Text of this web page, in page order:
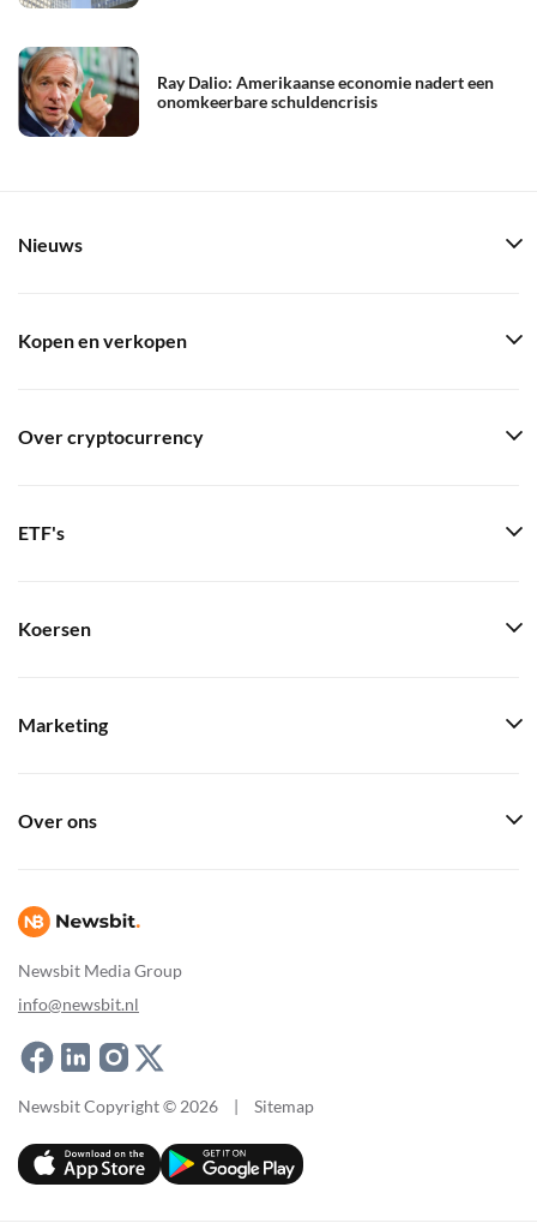
Ray Dalio: Amerikaanse economie nadert een
onomkeerbare schuldencrisis
Newsbit Media Group
info@newsbit.nl
Nieuws
Kopen en verkopen
Over cryptocurrency
ETF's
Koersen
Marketing
Over ons
Newsbit Copyright © 2026 | Sitemap